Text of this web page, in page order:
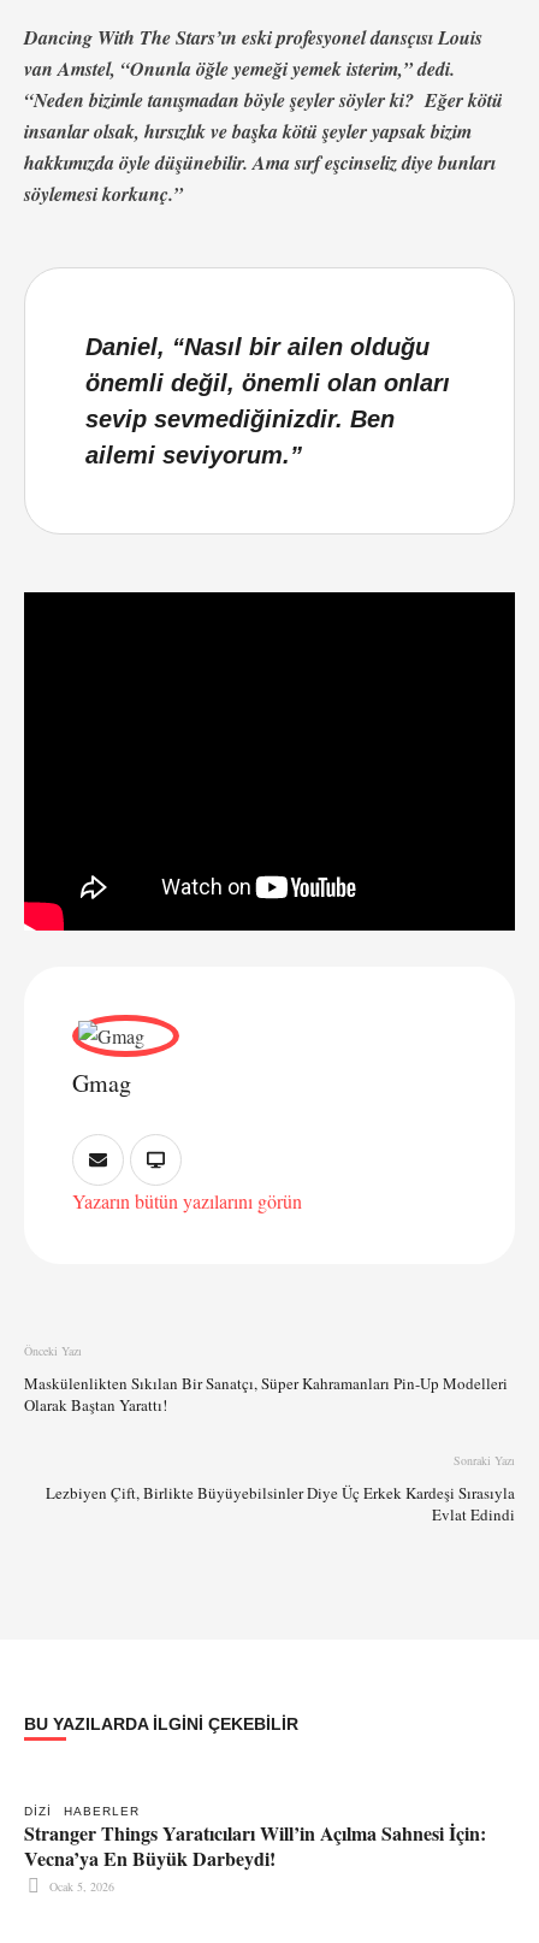
Dancing With The Stars’ın eski profesyonel dansçısı Louis
van Amstel, “Onunla öğle yemeği yemek isterim,” dedi.
“Neden bizimle tanışmadan böyle şeyler söyler ki? Eğer kötü
insanlar olsak, hırsızlık ve başka kötü şeyler yapsak bizim
hakkımızda öyle düşünebilir. Ama sırf eşcinseliz diye bunları
söylemesi korkunç.”
Daniel, “Nasıl bir ailen olduğu
önemli değil, önemli olan onları
sevip sevmediğinizdir. Ben
ailemi seviyorum.”
Gmag
Yazarın bütün yazılarını görün
Önceki Yazı
Maskülenlikten Sıkılan Bir Sanatçı, Süper Kahramanları Pin-Up Modelleri
Olarak Baştan Yarattı!
Sonraki Yazı
Lezbiyen Çift, Birlikte Büyüyebilsinler Diye Üç Erkek Kardeşi Sırasıyla
Evlat Edindi
BU YAZILARDA ILGINI ÇEKEBILIR
DIZI HABERLER
Stranger Things Yaratıcıları Will’in Açılma Sahnesi İçin:
Vecna’ya En Büyük Darbeydi!
Ocak 5, 2026